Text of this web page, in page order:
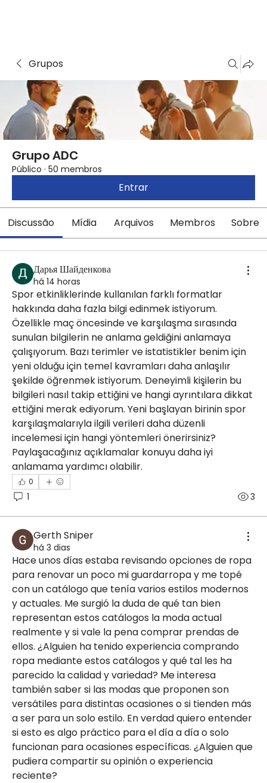
Grupos
Grupo ADC
Público · 50 membros
Entrar
Discussão Mídia Arquivos Membros Sobre
Дарья Шайденкова
há 14 horas
Spor etkinliklerinde kullanılan farklı formatlar
hakkında daha fazla bilgi edinmek istiyorum.
Özellikle maç öncesinde ve karşılaşma sırasında
sunulan bilgilerin ne anlama geldiğini anlamaya
çalışıyorum. Bazı terimler ve istatistikler benim için
yeni olduğu için temel kavramları daha anlaşılır
şekilde öğrenmek istiyorum. Deneyimli kişilerin bu
bilgileri nasıl takip ettiğini ve hangi ayrıntılara dikkat
ettiğini merak ediyorum. Yeni başlayan birinin spor
karşılaşmalarıyla ilgili verileri daha düzenli
incelemesi için hangi yöntemleri önerirsiniz?
Paylaşacağınız açıklamalar konuyu daha iyi
anlamama yardımcı olabilir.
0
1 3
Gerth Sniper
há 3 dias
Hace unos días estaba revisando opciones de ropa
para renovar un poco mi guardarropa y me topé
con un catálogo que tenía varios estilos modernos
y actuales. Me surgió la duda de qué tan bien
representan estos catálogos la moda actual
realmente y si vale la pena comprar prendas de
ellos. ¿Alguien ha tenido experiencia comprando
ropa mediante estos catálogos y qué tal les ha
parecido la calidad y variedad? Me interesa
también saber si las modas que proponen son
versátiles para distintas ocasiones o si tienden más
a ser para un solo estilo. En verdad quiero entender
si esto es algo práctico para el día a día o solo
funcionan para ocasiones específicas. ¿Alguien que
pudiera compartir su opinión o experiencia
reciente?